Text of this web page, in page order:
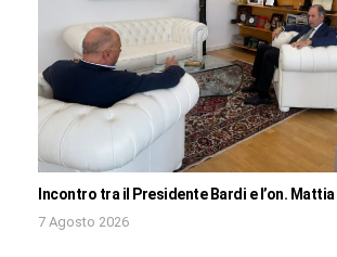
Incontro tra il Presidente Bardi e l’on. Mattia
7 Agosto 2026